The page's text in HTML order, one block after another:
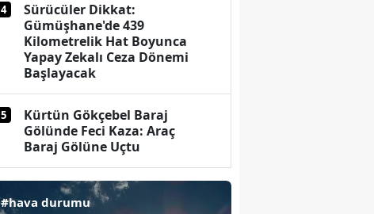
4
Sürücüler Dikkat:
Gümüşhane'de 439
Kilometrelik Hat Boyunca
Yapay Zekalı Ceza Dönemi
Başlayacak
5
Kürtün Gökçebel Baraj
Gölünde Feci Kaza: Araç
Baraj Gölüne Uçtu
#hava durumu